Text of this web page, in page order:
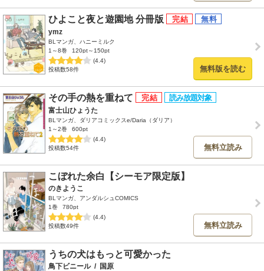
ひよこと夜と遊園地 分冊版
ymz
BLマンガ、ハニーミルク
1～8巻
120pt～150pt
(4.4)
投稿数58件
無料版を読む
その手の熱を重ねて
富士山ひょうた
BLマンガ、ダリアコミックスe/Daria（ダリア）
1～2巻
600pt
(4.4)
投稿数54件
無料立読み
こぼれた余白【シーモア限定版】
のきようこ
BLマンガ、アンダルシュCOMICS
1巻
780pt
(4.4)
投稿数49件
無料立読み
うちの犬はもっと可愛かった
鳥下ビニール / 国原